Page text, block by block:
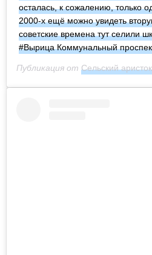
осталась, к сожалению, только
2000-х ещё можно увидеть
советские времена тут селили
#Вырица Коммунальный
Публикация от Сельский